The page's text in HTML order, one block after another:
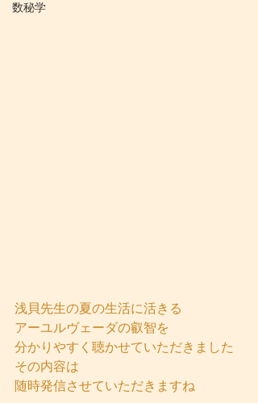
数秘学
浅貝先生の夏の生活に活きる
アーユルヴェーダの叡智を
分かりやすく聴かせていただきました
その内容は
随時発信させていただきますね